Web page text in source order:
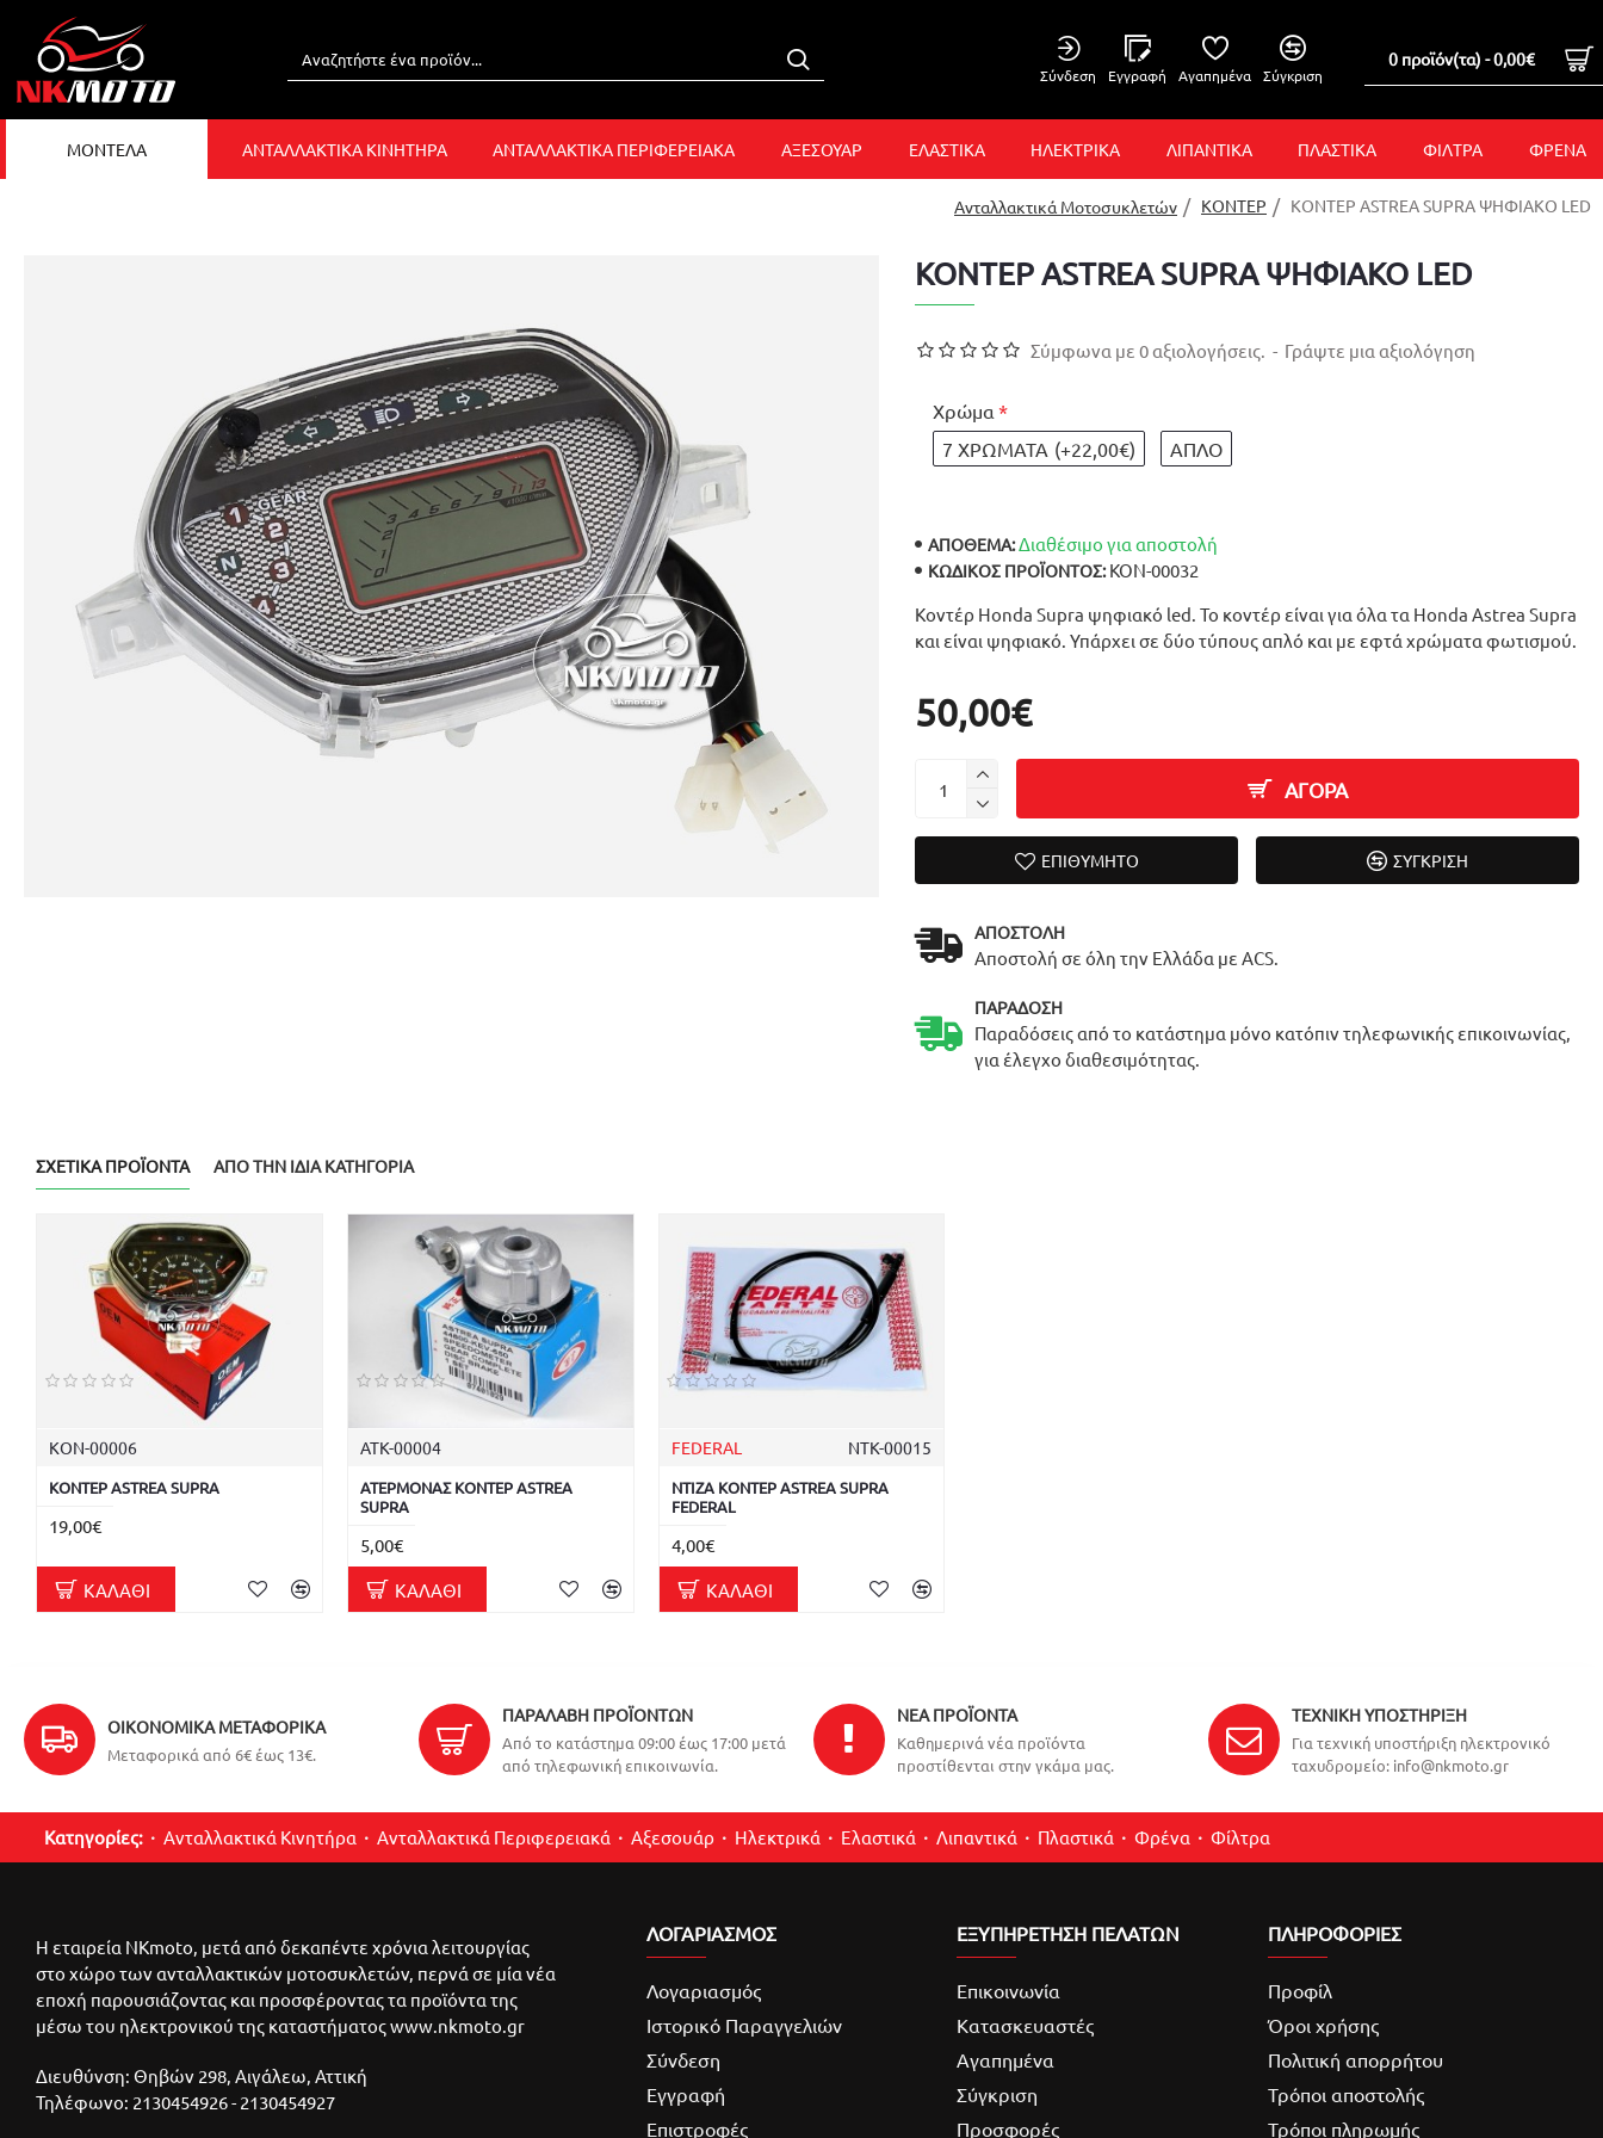
Σύνδεση Εγγραφή Αγαπημένα Σύγκριση
0 προϊόν(τα) - 0,00€
ΜΟΝΤΕΛΑ ΑΝΤΑΛΛΑΚΤΙΚΑ ΚΙΝΗΤΗΡΑ ΑΝΤΑΛΛΑΚΤΙΚΑ ΠΕΡΙΦΕΡΕΙΑΚΑ ΑΞΕΣΟΥΑΡ ΕΛΑΣΤΙΚΑ ΗΛΕΚΤΡΙΚΑ ΛΙΠΑΝΤΙΚΑ ΠΛΑΣΤΙΚΑ ΦΙΛΤΡΑ ΦΡΕΝΑ
Ανταλλακτικά Μοτοσυκλετών ΚΟΝΤΕΡ ΚΟΝΤΕΡ ASTREA SUPRA ΨΗΦΙΑΚΟ LED
ΚΟΝΤΕΡ ASTREA SUPRA ΨΗΦΙΑΚΟ LED
Κοντέρ Honda Supra ψηφιακό led. Το κοντέρ είναι για όλα τα Honda Astrea Supra
και είναι ψηφιακό. Υπάρχει σε δύο τύπους απλό και με εφτά χρώματα φωτισμού.
ΑΠΟΘΕΜΑ:Διαθέσιμο για αποστολή
ΚΩΔΙΚΌΣ ΠΡΟΪΌΝΤΟΣ: ΚΟΝ-00032
Σύμφωνα με 0 αξιολογήσεις. - Γράψτε μια αξιολόγηση
50,00€
Χρώμα
7 ΧΡΩΜΑΤΑ (+22,00€) ΑΠΛΟ
ΑΓΟΡΑ
ΕΠΙΘΥΜΗΤΌ ΣΎΓΚΡΙΣΗ
ΑΠΟΣΤΟΛΉ
Αποστολή σε όλη την Ελλάδα με ACS.
ΠΑΡΆΔΟΣΗ
Παραδόσεις από το κατάστημα μόνο κατόπιν τηλεφωνικής επικοινωνίας,
για έλεγχο διαθεσιμότητας.
ΣΧΕΤΙΚΆ ΠΡΟΪΌΝΤΑ ΑΠΌ ΤΗΝ ΊΔΙΑ ΚΑΤΗΓΟΡΊΑ
ΚΟΝ-00006
ΚΟΝΤΕΡ ASTREA SUPRA
19,00€
ΚΑΛΆΘΙ
ΑΤΚ-00004
ΑΤΕΡΜΟΝΑΣ ΚΟΝΤΕΡ ASTREA
SUPRA
5,00€
ΚΑΛΆΘΙ
FEDERAL ΝΤΚ-00015
ΝΤΙΖΑ ΚΟΝΤΕΡ ASTREA SUPRA
FEDERAL
4,00€
ΚΑΛΆΘΙ
ΟΙΚΟΝΟΜΙΚΆ ΜΕΤΑΦΟΡΙΚΆ
Μεταφορικά από 6€ έως 13€.
ΠΑΡΑΛΑΒΉ ΠΡΟΪΌΝΤΩΝ
Από το κατάστημα 09:00 έως 17:00 μετά
από τηλεφωνική επικοινωνία.
ΝΈΑ ΠΡΟΪΌΝΤΑ
Καθημερινά νέα προϊόντα
προστίθενται στην γκάμα μας.
ΤΕΧΝΙΚΉ ΥΠΟΣΤΉΡΙΞΗ
Για τεχνική υποστήριξη ηλεκτρονικό
ταχυδρομείο: info@nkmoto.gr
Κατηγορίες: Ανταλλακτικά Κινητήρα Ανταλλακτικά Περιφερειακά Αξεσουάρ Ηλεκτρικά Ελαστικά Λιπαντικά Πλαστικά Φρένα Φίλτρα
Η εταιρεία NKmoto, μετά από δεκαπέντε χρόνια λειτουργίας
στο χώρο των ανταλλακτικών μοτοσυκλετών, περνά σε μία νέα
εποχή παρουσιάζοντας και προσφέροντας τα προϊόντα της
μέσω του ηλεκτρονικού της καταστήματος www.nkmoto.gr
Διευθύνση: Θηβών 298, Αιγάλεω, Αττική
Τηλέφωνο: 2130454926 - 2130454927
ΛΟΓΑΡΙΑΣΜΌΣ
Λογαριασμός
Ιστορικό Παραγγελιών
Σύνδεση
Εγγραφή
Επιστροφές
ΕΞΥΠΗΡΕΤΗΣΗ ΠΕΛΑΤΩΝ
Επικοινωνία
Κατασκευαστές
Αγαπημένα
Σύγκριση
Προσφορές
ΠΛΗΡΟΦΟΡΙΕΣ
Προφίλ
Όροι χρήσης
Πολιτική απορρήτου
Τρόποι αποστολής
Τρόποι πληρωμής